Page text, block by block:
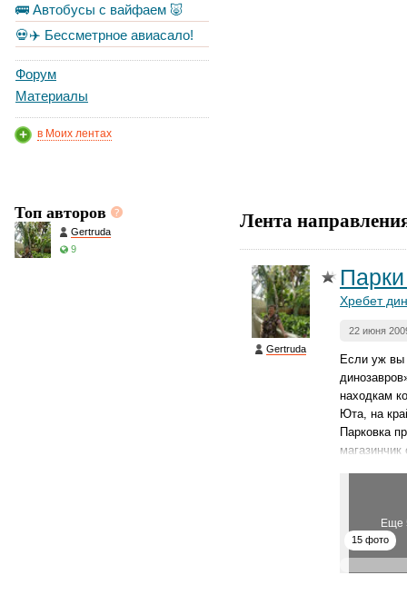
🚌 Автобусы с вайфаем 🐷
💀✈️ Бессметрное авиасало!
Форум
Материалы
в Моих лентах
Топ авторов
Gertruda
9
Лента
Gertruda
Хребет
22 июня
Если уж вы
находкам
Юта, на
Парковка
Еще
15 фото